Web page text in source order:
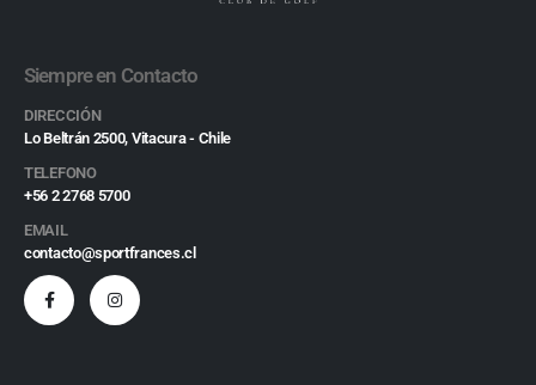
Siempre en Contacto
DIRECCIÓN
Lo Beltrán 2500, Vitacura - Chile
TELEFONO
+56 2 2768 5700
EMAIL
contacto@sportfrances.cl